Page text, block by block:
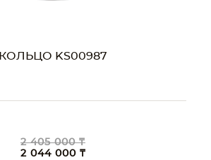
КОЛЬЦО KS00987
2 405 000 ₸
2 044 000 ₸